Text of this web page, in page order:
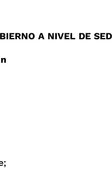
A NIVEL DE